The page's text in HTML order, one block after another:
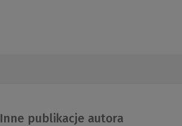
Inne publikacje autora